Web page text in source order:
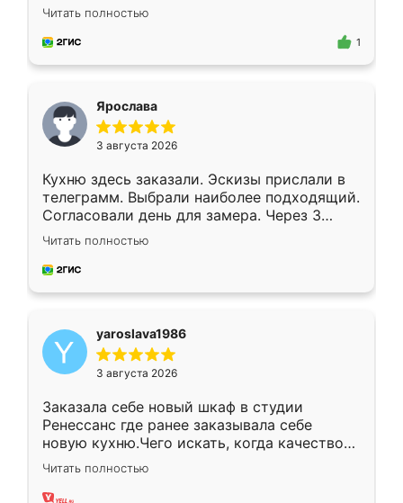
короткие сроки изготовления. Приехавший
для замера сотрудник Владислав
предложил по моему эскизу самый
Читать полностью
1
Ярослава
3 августа 2026
Кухню здесь заказали. Эскизы прислали в
телеграмм. Выбрали наиболее подходящий.
Согласовали день для замера. Через 3
недели кухня была уже готова. Остались
довольны работой. Спасибо Ренессанс
мебель за качественную работу!
Читать полностью
yaroslava1986
3 августа 2026
Заказала себе новый шкаф в студии
Ренессанс где ранее заказывала себе
новую кухню.Чего искать, когда качеством
вполне довольна. Служит кухня уже почти
два года, нареканий нет.
Читать полностью